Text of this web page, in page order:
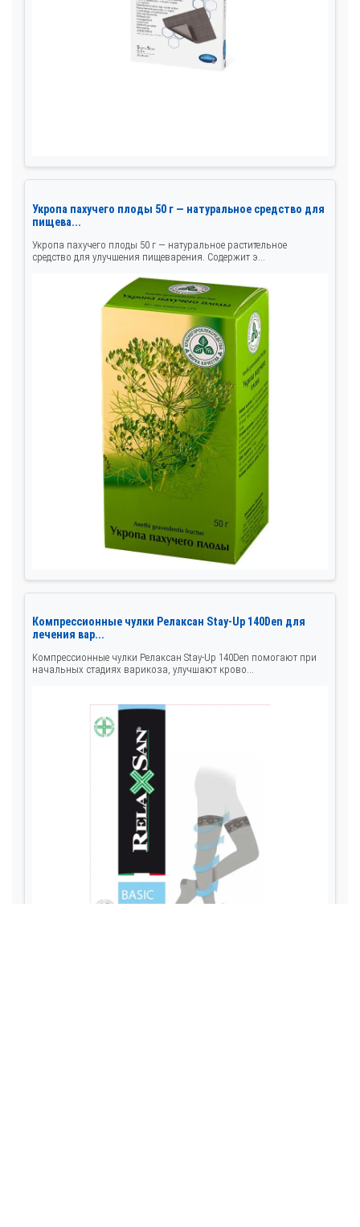
Укропа пахучего плоды 50 г — натуральное средство для
пищева...
Укропа пахучего плоды 50 г — натуральное растительное
средство для улучшения пищеварения. Содержит э...
Компрессионные чулки Релаксан Stay-Up 140Den для
лечения вар...
Компрессионные чулки Релаксан Stay-Up 140Den помогают при
начальных стадиях варикоза, улучшают крово...